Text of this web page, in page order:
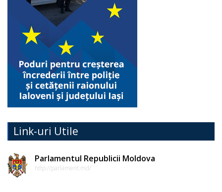
Link-uri Utile
Parlamentul Republicii Moldova
http://parlament.md/